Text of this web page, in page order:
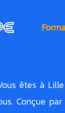
êtes à
Conçue